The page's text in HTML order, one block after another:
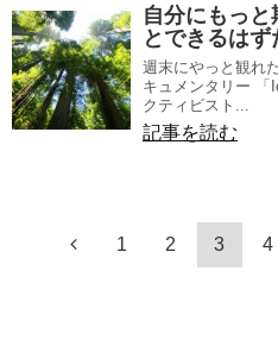
自分にもっ
とできるはず
週末にやっと観れ
キュメンタリー 「
クティビスト...
記事を読む
1 2 3 4